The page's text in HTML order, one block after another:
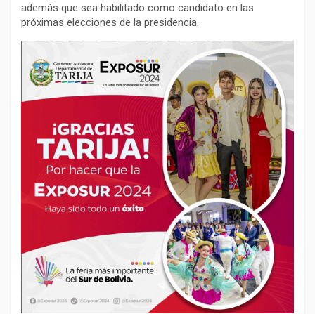
además que sea habilitado como candidato en las
próximas elecciones de la presidencia.